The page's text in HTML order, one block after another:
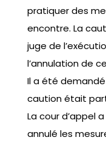
pratiquer des
encontre. La
juge de
l’annulation de
Il a été
caution était
La cour d’appel
annulé les